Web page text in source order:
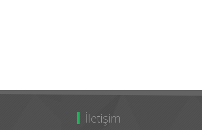
İletişim